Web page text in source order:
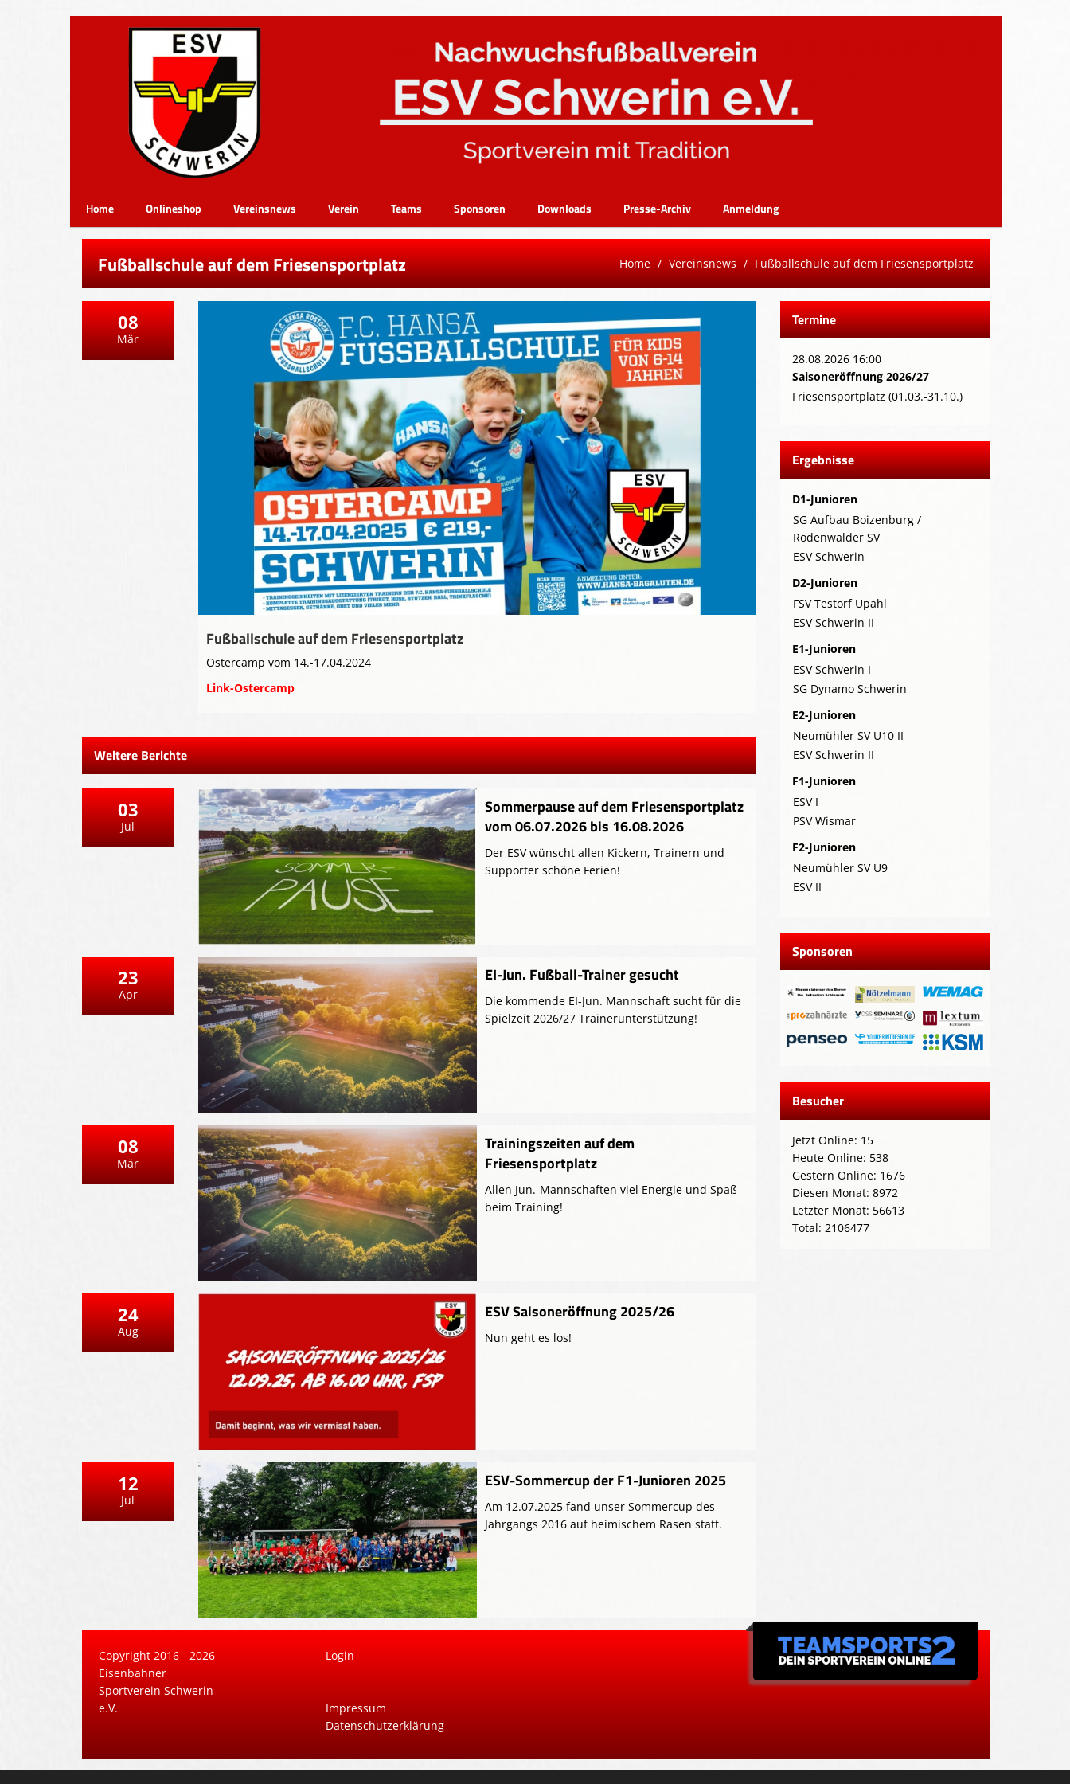
Home Onlineshop Vereinsnews Verein Teams Sponsoren Downloads Presse-Archiv Anmeldung
Fußballschule auf dem Friesensportplatz Home Vereinsnews Fußballschule auf dem Friesensportplatz
08
Mär
Fußballschule auf dem Friesensportplatz
Ostercamp vom 14.-17.04.2024
Link-Ostercamp
Weitere Berichte
03
Jul
Sommerpause auf dem Friesensportplatz
vom 06.07.2026 bis 16.08.2026
Der ESV wünscht allen Kickern, Trainern und
Supporter schöne Ferien!
23
Apr
EI-Jun. Fußball-Trainer gesucht
Die kommende EI-Jun. Mannschaft sucht für die
Spielzeit 2026/27 Trainerunterstützung!
08
Mär
Trainingszeiten auf dem
Friesensportplatz
Allen Jun.-Mannschaften viel Energie und Spaß
beim Training!
24
Aug
ESV Saisoneröffnung 2025/26
Nun geht es los!
12
Jul
ESV-Sommercup der F1-Junioren 2025
Am 12.07.2025 fand unser Sommercup des
Jahrgangs 2016 auf heimischem Rasen statt.
Termine
28.08.2026 16:00
Saisoneröffnung 2026/27
Friesensportplatz (01.03.-31.10.)
Ergebnisse
D1-Junioren
SG Aufbau Boizenburg /
Rodenwalder SV
ESV Schwerin
D2-Junioren
FSV Testorf Upahl
ESV Schwerin II
E1-Junioren
ESV Schwerin I
SG Dynamo Schwerin
E2-Junioren
Neumühler SV U10 II
ESV Schwerin II
F1-Junioren
ESV I
PSV Wismar
F2-Junioren
Neumühler SV U9
ESV II
Sponsoren
Besucher
Jetzt Online: 15
Heute Online: 538
Gestern Online: 1676
Diesen Monat: 8972
Letzter Monat: 56613
Total: 2106477
Copyright 2016 - 2026
Eisenbahner
Sportverein Schwerin
e.V.
Login
Impressum
Datenschutzerklärung